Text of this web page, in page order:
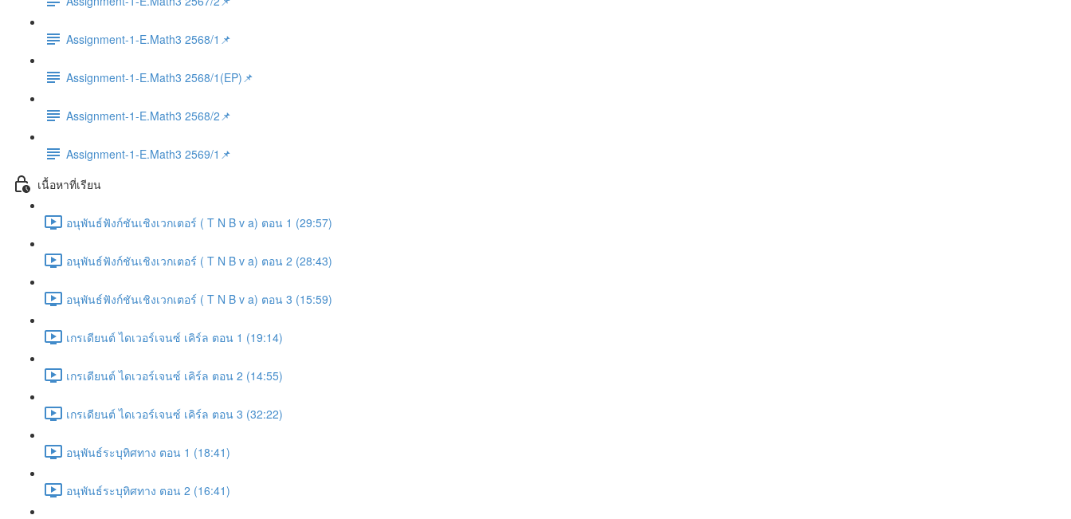
Assignment-1-E.Math3 2568/1📌
Assignment-1-E.Math3 2568/1(EP)📌
Assignment-1-E.Math3 2568/2📌
Assignment-1-E.Math3 2569/1📌
เนื้อหาที่เรียน
อนุพันธ์ฟังก์ชันเชิงเวกเตอร์ ( T N B v a) ตอน 1 (29:57)
อนุพันธ์ฟังก์ชันเชิงเวกเตอร์ ( T N B v a) ตอน 2 (28:43)
อนุพันธ์ฟังก์ชันเชิงเวกเตอร์ ( T N B v a) ตอน 3 (15:59)
เกรเดียนต์ ไดเวอร์เจนซ์ เคิร์ล ตอน 1 (19:14)
เกรเดียนต์ ไดเวอร์เจนซ์ เคิร์ล ตอน 2 (14:55)
เกรเดียนต์ ไดเวอร์เจนซ์ เคิร์ล ตอน 3 (32:22)
อนุพันธ์ระบุทิศทาง ตอน 1 (18:41)
อนุพันธ์ระบุทิศทาง ตอน 2 (16:41)